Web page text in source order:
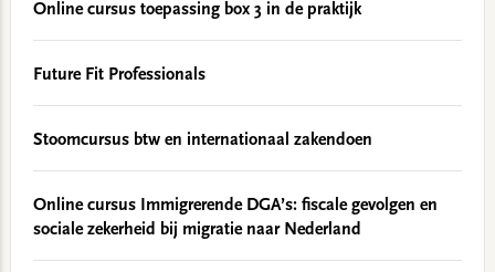
Online cursus toepassing box 3 in de praktijk
Future Fit Professionals
Stoomcursus btw en internationaal zakendoen
Online cursus Immigrerende DGA’s: fiscale gevolgen en
sociale zekerheid bij migratie naar Nederland